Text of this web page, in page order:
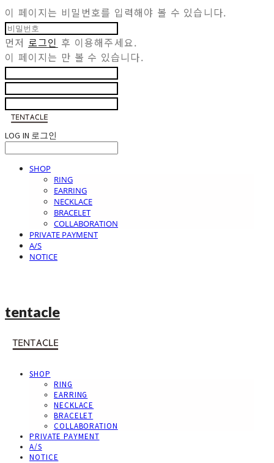
이 페이지는 비밀번호를 입력해야 볼 수 있습니다.
먼저 로그인 후 이용해주세요.
이 페이지는 만 볼 수 있습니다.
LOG IN 로그인
SHOP
RING
EARRING
NECKLACE
BRACELET
COLLABORATION
PRIVATE PAYMENT
A/S
NOTICE
tentacle
SHOP
RING
EARRING
NECKLACE
BRACELET
COLLABORATION
PRIVATE PAYMENT
A/S
NOTICE